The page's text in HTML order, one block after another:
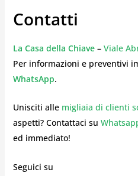
Contatti
La Casa della Chiave–Viale
Per informazioni e preventivi
WhatsApp.
Unisciti alle migliaia di clienti
aspetti? Contattaci su
ed immediato!
Seguici su